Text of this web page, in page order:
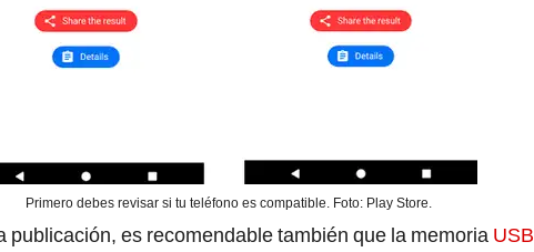
Primero debes revisar si tu teléfono es compatible. Foto: Play Store.
publicación, es recomendable también que la memoria USB